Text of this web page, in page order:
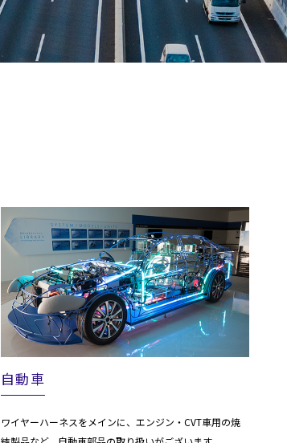
自動車
ワイヤーハーネスをメインに、エンジン・CVT車用の焼